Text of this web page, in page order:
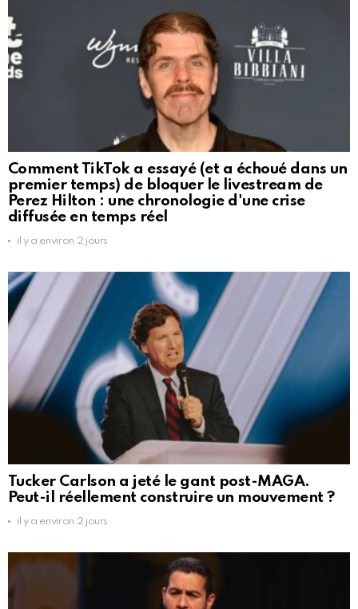
Comment TikTok a essayé (et a échoué dans un
premier temps) de bloquer le livestream de
Perez Hilton : une chronologie d'une crise
diffusée en temps réel
il y a environ 2 jours
Tucker Carlson a jeté le gant post-MAGA.
Peut-il réellement construire un mouvement ?
il y a environ 2 jours